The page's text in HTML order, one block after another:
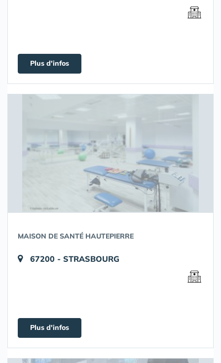
Plus d'infos
MAISON DE SANTÉ HAUTEPIERRE
67200 - STRASBOURG
Plus d'infos